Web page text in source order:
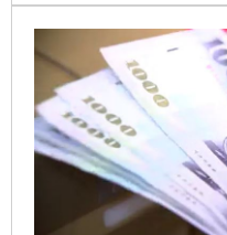
或信用卡帳單等生活足
導致無法適用免稅額度。